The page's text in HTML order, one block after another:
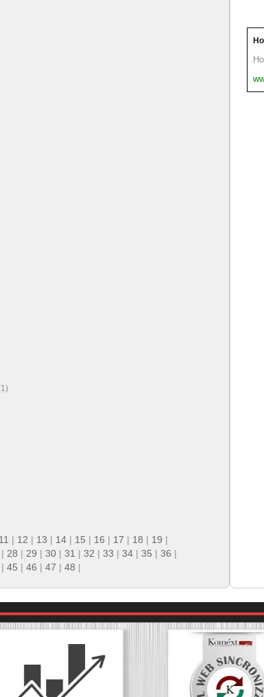
11 | 12 | 13 | 14 | 15 | 16 | 17 | 18 | 19 |
| 28 | 29 | 30 | 31 | 32 | 33 | 34 | 35 | 36 |
| 45 | 46 | 47 | 48 |